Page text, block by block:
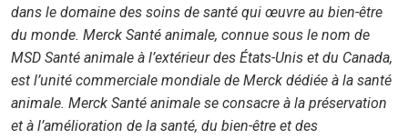
dans le domaine des soins de santé qui œuvre au bien-être
du monde. Merck Santé animale, connue sous le nom de
MSD Santé animale à l’extérieur des États-Unis et du Canada,
est l’unité commerciale mondiale de Merck dédiée à la santé
animale. Merck Santé animale se consacre à la préservation
et à l’amélioration de la santé, du bien-être et des